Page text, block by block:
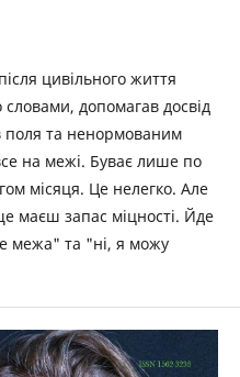
цивільного життя
допомагав досвід
поля та ненормованим
на межі. Буває лише по
місяця. Це нелегко. Але
маєш запас міцності. Йде
межа" та "ні, я можу